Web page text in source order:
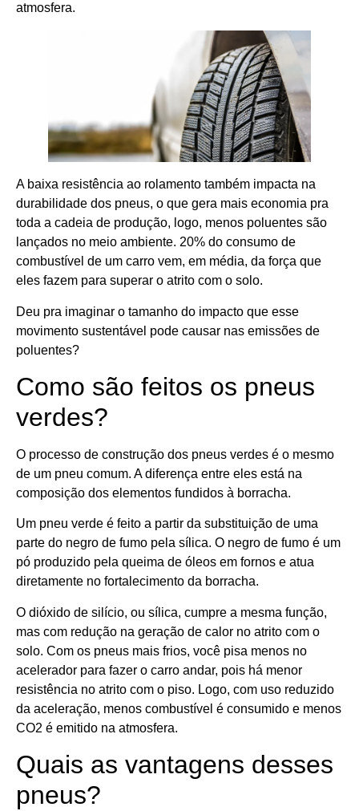
atmosfera.
A baixa resistência ao rolamento também impacta na
durabilidade dos pneus, o que gera mais economia pra
toda a cadeia de produção, logo, menos poluentes são
lançados no meio ambiente. 20% do consumo de
combustível de um carro vem, em média, da força que
eles fazem para superar o atrito com o solo.
Deu pra imaginar o tamanho do impacto que esse
movimento sustentável pode causar nas emissões de
poluentes?
Como são feitos os pneus
verdes?
O processo de construção dos pneus verdes é o mesmo
de um pneu comum. A diferença entre eles está na
composição dos elementos fundidos à borracha.
Um pneu verde é feito a partir da substituição de uma
parte do negro de fumo pela sílica. O negro de fumo é um
pó produzido pela queima de óleos em fornos e atua
diretamente no fortalecimento da borracha.
O dióxido de silício, ou sílica, cumpre a mesma função,
mas com redução na geração de calor no atrito com o
solo. Com os pneus mais frios, você pisa menos no
acelerador para fazer o carro andar, pois há menor
resistência no atrito com o piso. Logo, com uso reduzido
da aceleração, menos combustível é consumido e menos
CO2 é emitido na atmosfera.
Quais as vantagens desses
pneus?